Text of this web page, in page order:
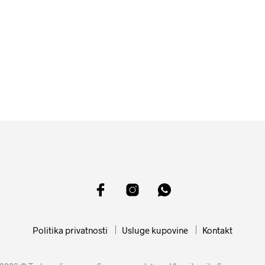
Politika privatnosti Usluge kupovine Kontakt